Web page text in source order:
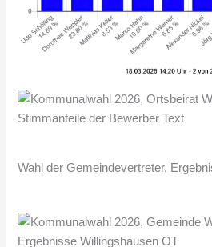
Wahl der Gemeindevertreter.